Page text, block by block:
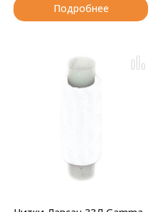
Подробнее